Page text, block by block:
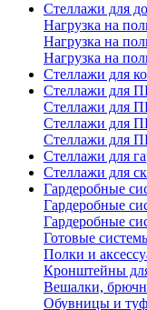
Стеллажи для
Нагрузка на
Нагрузка на
Нагрузка на
Стеллажи для
Стеллажи для
Стеллажи для
Стеллажи для
Стеллажи для
Стеллажи для
Стеллажи для
Гардеробные
Гардеробные
Гардеробные
Готовые
Полки и
Кронштейны
Вешалки,
Обувницы и